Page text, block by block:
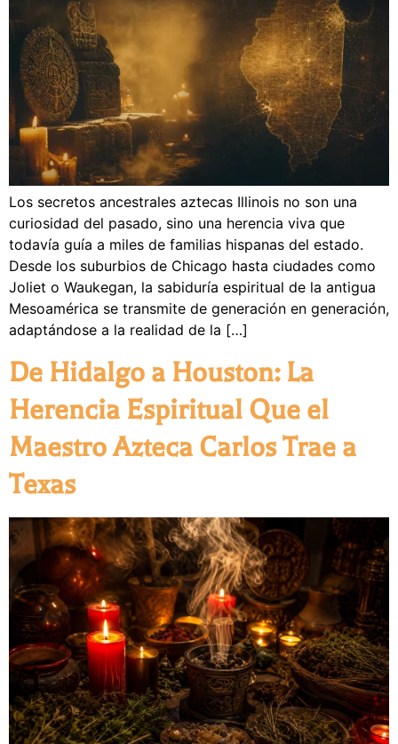
Los secretos ancestrales aztecas Illinois no son una
curiosidad del pasado, sino una herencia viva que
todavía guía a miles de familias hispanas del estado.
Desde los suburbios de Chicago hasta ciudades como
Joliet o Waukegan, la sabiduría espiritual de la antigua
Mesoamérica se transmite de generación en generación,
adaptándose a la realidad de la […]
De Hidalgo a Houston: La
Herencia Espiritual Que el
Maestro Azteca Carlos Trae a
Texas